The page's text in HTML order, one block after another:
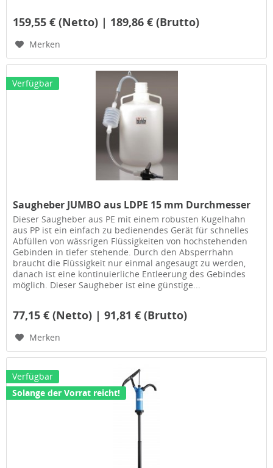
159,55 € (Netto) | 189,86 € (Brutto)
Merken
Verfügbar
Saugheber JUMBO aus LDPE 15 mm Durchmesser
Dieser Saugheber aus PE mit einem robusten Kugelhahn
aus PP ist ein einfach zu bedienendes Gerät für schnelles
Abfüllen von wässrigen Flüssigkeiten von hochstehenden
Gebinden in tiefer stehende. Durch den Absperrhahn
braucht die Flüssigkeit nur einmal angesaugt zu werden,
danach ist eine kontinuierliche Entleerung des Gebindes
möglich. Dieser Saugheber ist eine günstige...
77,15 € (Netto) | 91,81 € (Brutto)
Merken
Verfügbar
Solange der Vorrat reicht!